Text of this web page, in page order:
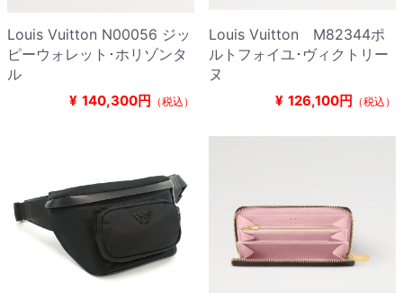
Louis Vuitton N00056 ジッ
ピーウォレット･ホリゾンタ
ル
¥ 140,300円 （税込）
Louis Vuitton M82344ポ
ルトフォイユ･ヴィクトリー
ヌ
¥ 126,100円 （税込）